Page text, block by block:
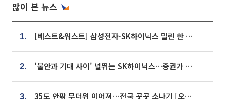
많이 본 뉴스
1. [베스트&워스트] 삼성전자·SK하이닉스 밀린 한 주…상상인증권은 85% 급등
2. '불안과 기대 사이' 널뛰는 SK하이닉스…증권가 "HBM4·LTA 기반 펀터멘털 견고"
3. 35도 안팎 무더위 이어져…전국 곳곳 소나기 [오늘 날씨]